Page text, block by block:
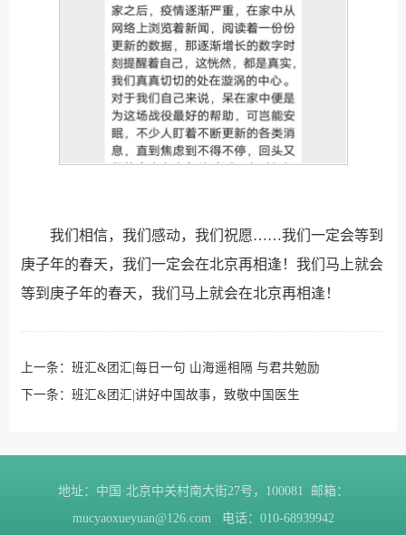
我们相信，我们感动，我们祝愿……我们一定会等到
庚子年的春天，我们一定会在北京再相逢！我们马上就会
等到庚子年的春天，我们马上就会在北京再相逢！
上一条： 班汇&团汇|每日一句 山海遥相隔 与君共勉励
下一条： 班汇&团汇|讲好中国故事，致敬中国医生
地址：中国·北京中关村南大街27号，100081 邮箱：
mucyaoxueyuan@126.com 电话：010-68939942